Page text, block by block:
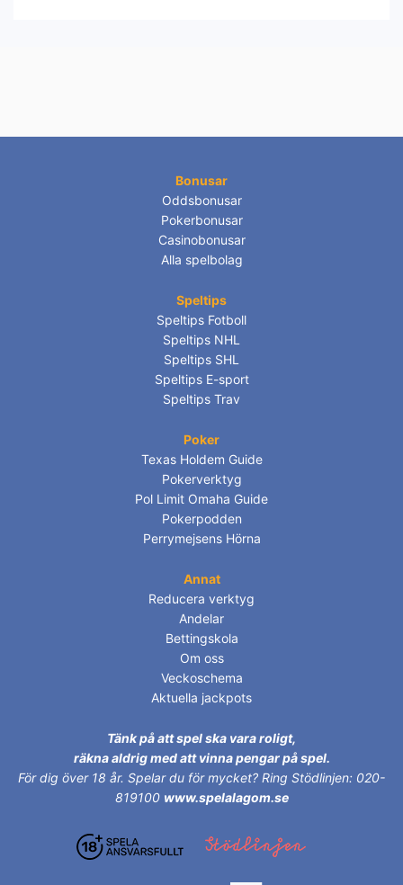
Bonusar
Oddsbonusar
Pokerbonusar
Casinobonusar
Alla spelbolag
Speltips
Speltips Fotboll
Speltips NHL
Speltips SHL
Speltips E-sport
Speltips Trav
Poker
Texas Holdem Guide
Pokerverktyg
Pol Limit Omaha Guide
Pokerpodden
Perrymejsens Hörna
Annat
Reducera verktyg
Andelar
Bettingskola
Om oss
Veckoschema
Aktuella jackpots
Tänk på att spel ska vara roligt,
räkna aldrig med att vinna pengar på spel.
För dig över 18 år. Spelar du för mycket? Ring Stödlinjen: 020-
819100 www.spelalagom.se